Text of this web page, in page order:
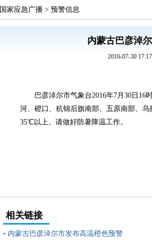
国家应急广播 > 预警信息
内蒙古巴彦淖
2016-07-30
巴彦淖尔市气象台2016年7月30日16
河、磴口、杭锦后旗南部、五原南部、
35℃以上。请做好防暑降温工作。
相关链接
• 内蒙古巴彦淖尔市发布高温橙色预警